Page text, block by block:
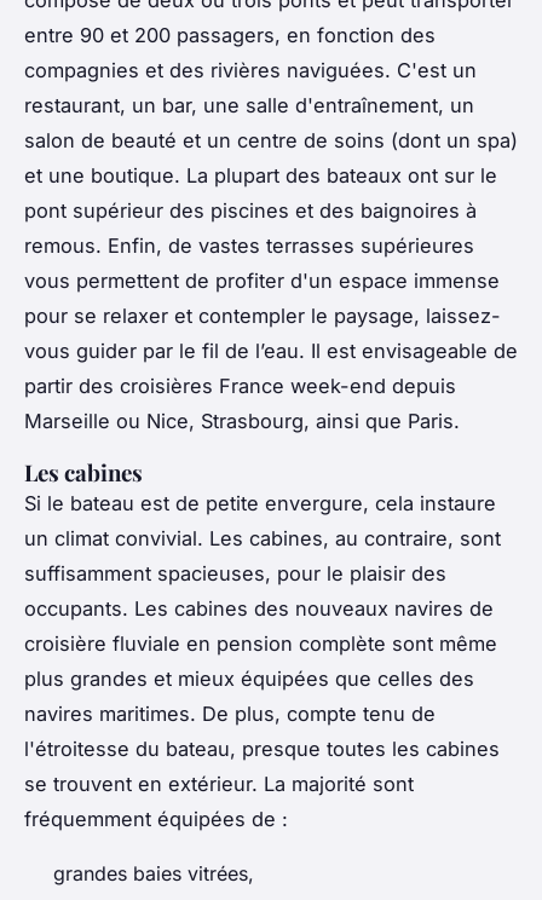
entre 90 et 200 passagers, en fonction des
compagnies et des rivières naviguées. C'est un
restaurant, un bar, une salle d'entraînement, un
salon de beauté et un centre de soins (dont un spa)
et une boutique. La plupart des bateaux ont sur le
pont supérieur des piscines et des baignoires à
remous. Enfin, de vastes terrasses supérieures
vous permettent de profiter d'un espace immense
pour se relaxer et contempler le paysage, laissez-
vous guider par le fil de l’eau. Il est envisageable de
partir des croisières France week-end depuis
Marseille ou Nice, Strasbourg, ainsi que Paris.
Les cabines
Si le bateau est de petite envergure, cela instaure
un climat convivial. Les cabines, au contraire, sont
suffisamment spacieuses, pour le plaisir des
occupants. Les cabines des nouveaux navires de
croisière fluviale en pension complète sont même
plus grandes et mieux équipées que celles des
navires maritimes. De plus, compte tenu de
l'étroitesse du bateau, presque toutes les cabines
se trouvent en extérieur. La majorité sont
fréquemment équipées de :
grandes baies vitrées,